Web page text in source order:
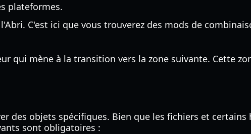
plateformes.
C'est ici que vous trouverez des mods de
qui mène à la transition vers la zone suivante. Cette
des objets spécifiques. Bien que les fichiers et
sont obligatoires :